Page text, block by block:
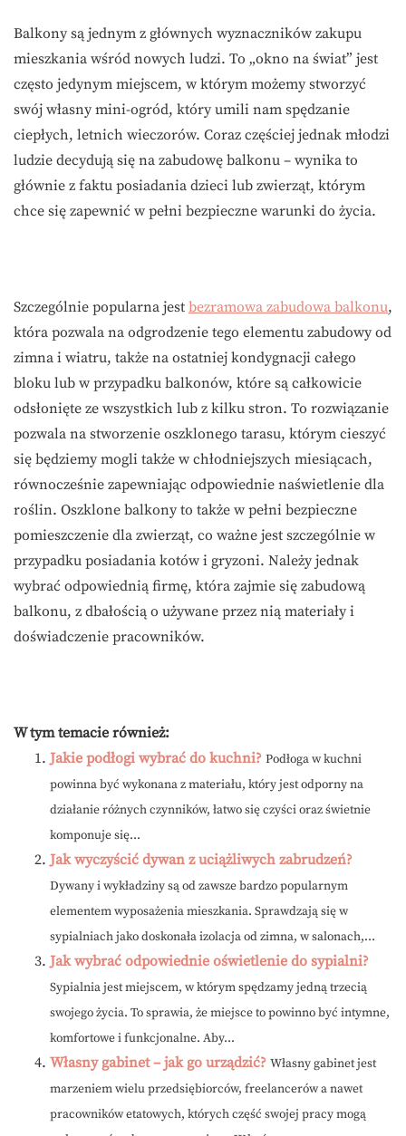
Balkony są jednym z głównych wyznaczników zakupu
mieszkania wśród nowych ludzi. To „okno na świat” jest
często jedynym miejscem, w którym możemy stworzyć
swój własny mini-ogród, który umili nam spędzanie
ciepłych, letnich wieczorów. Coraz częściej jednak młodzi
ludzie decydują się na zabudowę balkonu – wynika to
głównie z faktu posiadania dzieci lub zwierząt, którym
chce się zapewnić w pełni bezpieczne warunki do życia.
Szczególnie popularna jest bezramowa zabudowa balkonu,
która pozwala na odgrodzenie tego elementu zabudowy od
zimna i wiatru, także na ostatniej kondygnacji całego
bloku lub w przypadku balkonów, które są całkowicie
odsłonięte ze wszystkich lub z kilku stron. To rozwiązanie
pozwala na stworzenie oszklonego tarasu, którym cieszyć
się będziemy mogli także w chłodniejszych miesiącach,
równocześnie zapewniając odpowiednie naświetlenie dla
roślin. Oszklone balkony to także w pełni bezpieczne
pomieszczenie dla zwierząt, co ważne jest szczególnie w
przypadku posiadania kotów i gryzoni. Należy jednak
wybrać odpowiednią firmę, która zajmie się zabudową
balkonu, z dbałością o używane przez nią materiały i
doświadczenie pracowników.
W tym temacie również:
Jakie podłogi wybrać do kuchni? Podłoga w kuchni
powinna być wykonana z materiału, który jest odporny na
działanie różnych czynników, łatwo się czyści oraz świetnie
komponuje się...
Jak wyczyścić dywan z uciążliwych zabrudzeń?
Dywany i wykładziny są od zawsze bardzo popularnym
elementem wyposażenia mieszkania. Sprawdzają się w
sypialniach jako doskonała izolacja od zimna, w salonach,...
Jak wybrać odpowiednie oświetlenie do sypialni?
Sypialnia jest miejscem, w którym spędzamy jedną trzecią
swojego życia. To sprawia, że miejsce to powinno być intymne,
komfortowe i funkcjonalne. Aby...
Własny gabinet – jak go urządzić? Własny gabinet jest
marzeniem wielu przedsiębiorców, freelancerów a nawet
pracowników etatowych, których część swojej pracy mogą